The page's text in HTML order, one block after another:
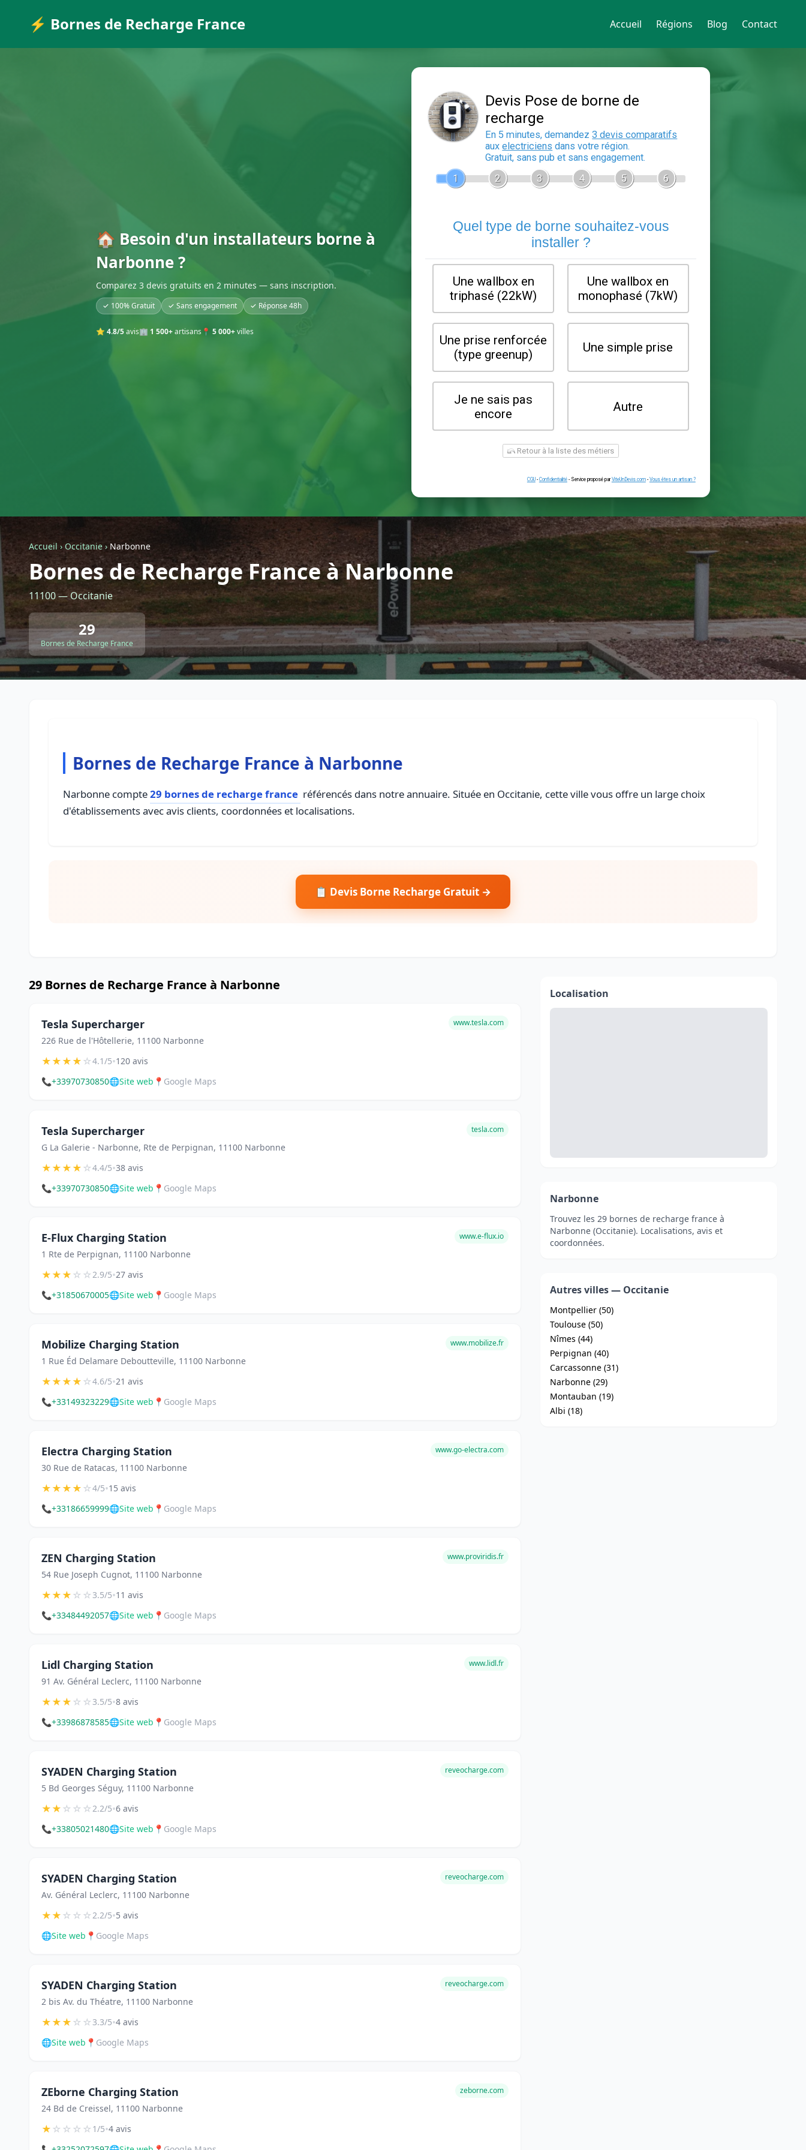
⚡ Bornes de Recharge France Accueil Régions Blog Contact
🏠 Besoin d'un installateurs borne à
Narbonne ?
Comparez 3 devis gratuits en 2 minutes — sans inscription.
✓ 100% Gratuit ✓ Sans engagement ✓ Réponse 48h
⭐ 4.8/5avis🏢 1 500+artisans 📍 5 000+villes
recharge
En 5 minutes, demandez
auxelectriciensdans votre région.
Gratuit, sans pub et sans engagement.
Quel type de borne souhaitez-
installer ?
Une wallbox en
Une prise renforcée
(type greenup)
Je ne sais pas
Retour à la liste des métiers
Confidentialité - Service proposé par ViteUnDevis.com-
Accueil › Occitanie › Narbonne
Bornes de Recharge France à Narbonne
11100 — Occitanie
29
Bornes de Recharge France
Bornes de Recharge France à Narbonne
Narbonne compte29 bornes de recharge france référencés dans notre annuaire. Située en Occitanie, cette ville vous offre un large choix
d'établissements avec avis clients, coordonnées et localisations.
📋 Devis Borne Recharge Gratuit →
29 Bornes de Recharge France à Narbonne
Tesla Supercharger
226 Rue de l'Hôtellerie, 11100 Narbonne
www.tesla.com
★★★★☆4.1/5•120 avis
📞+33970730850🌐Site web 📍 Google Maps
Tesla Supercharger
G La Galerie - Narbonne, Rte de Perpignan, 11100 Narbonne
tesla.com
★★★★☆4.4/5•38 avis
📞+33970730850🌐Site web 📍 Google Maps
E-Flux Charging Station
1 Rte de Perpignan, 11100 Narbonne
www.e-flux.io
★★★☆☆2.9/5•27 avis
📞+31850670005🌐Site web 📍 Google Maps
Mobilize Charging Station
1 Rue Éd Delamare Deboutteville, 11100 Narbonne
www.mobilize.fr
★★★★☆4.6/5•21 avis
📞+33149323229🌐Site web 📍 Google Maps
Electra Charging Station
30 Rue de Ratacas, 11100 Narbonne
www.go-electra.com
★★★★☆4/5•15 avis
📞+33186659999🌐Site web 📍 Google Maps
ZEN Charging Station
54 Rue Joseph Cugnot, 11100 Narbonne
www.proviridis.fr
★★★☆☆3.5/5•11 avis
📞+33484492057🌐Site web 📍 Google Maps
Lidl Charging Station
91 Av. Général Leclerc, 11100 Narbonne
www.lidl.fr
★★★☆☆3.5/5•8 avis
📞+33986878585🌐Site web 📍 Google Maps
SYADEN Charging Station
5 Bd Georges Séguy, 11100 Narbonne
reveocharge.com
★★☆☆☆2.2/5•6 avis
📞+33805021480🌐Site web 📍 Google Maps
SYADEN Charging Station
Av. Général Leclerc, 11100 Narbonne
reveocharge.com
★★☆☆☆2.2/5•5 avis
🌐Site web 📍 Google Maps
SYADEN Charging Station
2 bis Av. du Théatre, 11100 Narbonne
reveocharge.com
★★★☆☆3.3/5•4 avis
🌐Site web 📍 Google Maps
ZEborne Charging Station
24 Bd de Creissel, 11100 Narbonne
zeborne.com
★☆☆☆☆1/5•4 avis
Localisation
Narbonne
Trouvez les 29 bornes de recharge france à
Narbonne (Occitanie). Localisations, avis et
coordonnées.
Autres villes — Occitanie
Montpellier (50)
Toulouse (50)
Nîmes (44)
Perpignan (40)
Carcassonne (31)
Narbonne (29)
Montauban (19)
Albi (18)